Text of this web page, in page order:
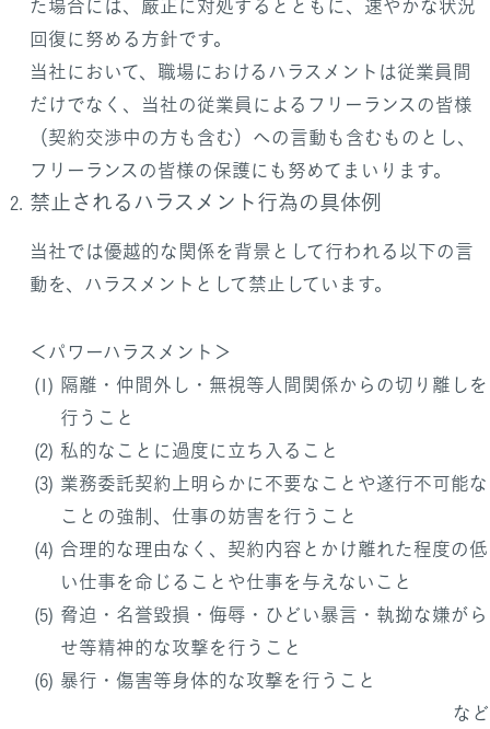
た場合には、厳正に対処するとともに、速やかな状況
回復に努める方針です。
当社において、職場におけるハラスメントは従業員間
だけでなく、当社の従業員によるフリーランスの皆様
（契約交渉中の方も含む）への言動も含むものとし、
フリーランスの皆様の保護にも努めてまいります。
禁止されるハラスメント行為の具体例
当社では優越的な関係を背景として行われる以下の言
動を、ハラスメントとして禁止しています。
＜パワーハラスメント＞
隔離・仲間外し・無視等人間関係からの切り離しを
行うこと
私的なことに過度に立ち入ること
業務委託契約上明らかに不要なことや遂行不可能な
ことの強制、仕事の妨害を行うこと
合理的な理由なく、契約内容とかけ離れた程度の低
い仕事を命じることや仕事を与えないこと
脅迫・名誉毀損・侮辱・ひどい暴言・執拗な嫌がら
せ等精神的な攻撃を行うこと
暴行・傷害等身体的な攻撃を行うこと
など